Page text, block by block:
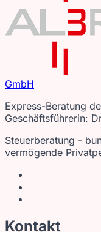
GmbH
Express-Beratung
Geschäftsführerin:
Steuerberatung -
vermögende
Kontakt